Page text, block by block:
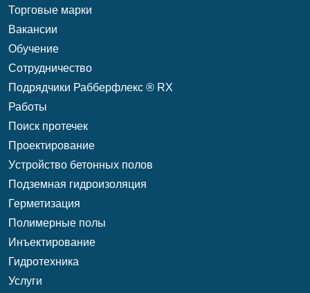
Торговые марки
Вакансии
Обучение
Сотрудничество
Подрядчики Рабберфлекс ® RX
Работы
Поиск протечек
Проектирование
Уcтройство бетонных полов
Подземная гидроизоляция
Герметизация
Полимерные полы
Инъектирование
Гидротехника
Услуги